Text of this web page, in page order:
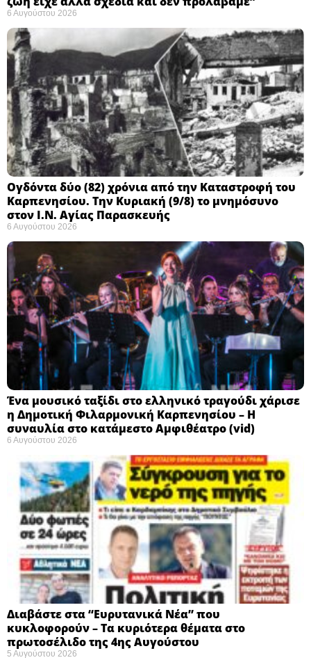
6 Αυγούστου 2026
Ογδόντα δύο (82) χρόνια από την Καταστροφή του
Καρπενησίου. Την Κυριακή (9/8) το μνημόσυνο
στον Ι.Ν. Αγίας Παρασκευής
6 Αυγούστου 2026
Ένα μουσικό ταξίδι στο ελληνικό τραγούδι χάρισε
η Δημοτική Φιλαρμονική Καρπενησίου – Η
συναυλία στο κατάμεστο Αμφιθέατρο (vid)
6 Αυγούστου 2026
Διαβάστε στα “Ευρυτανικά Νέα” που
κυκλοφορούν – Τα κυριότερα θέματα στο
πρωτοσέλιδο της 4ης Αυγούστου
5 Αυγούστου 2026